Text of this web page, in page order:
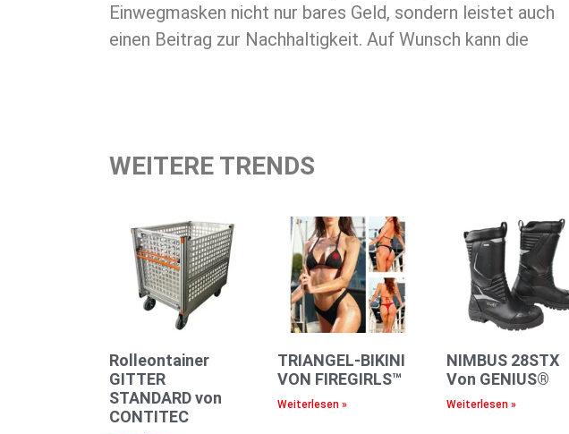
Einwegmasken nicht nur bares Geld, sondern leistet auch
einen Beitrag zur Nachhaltigkeit. Auf Wunsch kann die
WEITERE TRENDS
Rolleontainer
GITTER
STANDARD von
CONTITEC
TRIANGEL-BIKINI
VON FIREGIRLS™
Weiterlesen »
NIMBUS 28STX
Von GENIUS®
Weiterlesen »